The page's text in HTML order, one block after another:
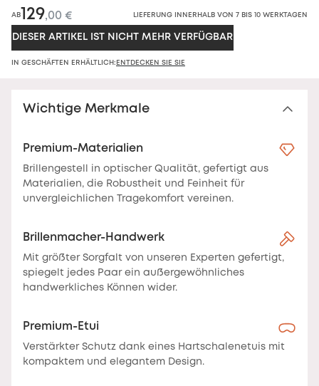
Wichtige Merkmale
Premium-Materialien
Brillengestell in optischer Qualität, gefertigt aus
Materialien, die Robustheit und Feinheit für
unvergleichlichen Tragekomfort vereinen.
Brillenmacher-Handwerk
Mit größter Sorgfalt von unseren Experten gefertigt,
spiegelt jedes Paar ein außergewöhnliches
handwerkliches Können wider.
Premium-Etui
Verstärkter Schutz dank eines Hartschalenetuis mit
kompaktem und elegantem Design.
AB129,00 € LIEFERUNG INNERHALB VON 7 BIS 10 WERKTAGEN
DIESER ARTIKEL IST NICHT MEHR VERFÜGBAR
IN GESCHÄFTEN ERHÄLTLICH: ENTDECKEN SIE SIE